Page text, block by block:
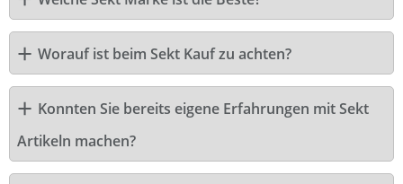
Worauf ist beim Sekt Kauf zu achten?
Konnten Sie bereits eigene Erfahrungen mit Sekt
Artikeln machen?